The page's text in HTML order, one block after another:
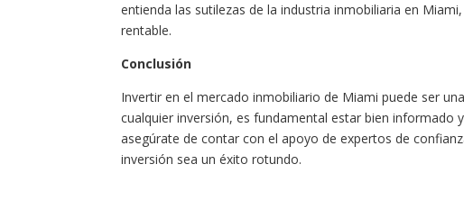
entienda las sutilezas de la industria inmobiliaria en
rentable.
Conclusión
Invertir en el mercado inmobiliario de Miami puede ser
cualquier inversión, es fundamental estar bien informado
asegúrate de contar con el apoyo de expertos de
inversión sea un éxito rotundo.